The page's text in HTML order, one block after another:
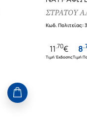
ΣΤΡΑΤΟΥ
Κωδ. Πολιτείας:
11.70€
Τιμή Έκδοσης
8.
Τιμή